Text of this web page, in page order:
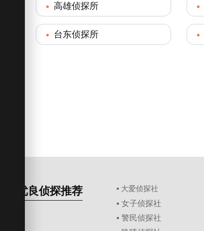
高雄侦探所
台东侦探所
优良侦探推荐 ▪ 大爱侦探社
▪ 女子侦探社
▪ 警民侦探社